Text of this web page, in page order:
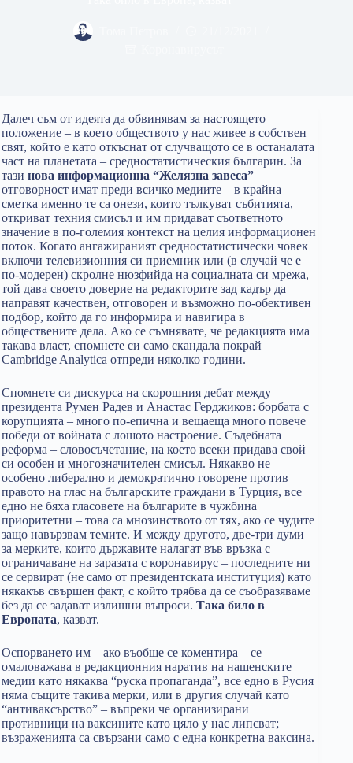
Далеч съм от идеята да обвинявам за настоящето
положение – в което обществото у нас живее в собствен
свят, който е като откъснат от случващото се в останалата
част на планетата – средностатистическия българин. За
тази нова информационна “Желязна завеса”
отговорност имат преди всичко медиите – в крайна
сметка именно те са онези, които тълкуват събитията,
откриват техния смисъл и им придават съответното
значение в по-големия контекст на целия информационен
поток. Когато ангажираният средностатистически човек
включи телевизионния си приемник или (в случай че е
по-модерен) скролне нюзфийда на социалната си мрежа,
той дава своето доверие на редакторите зад кадър да
направят качествен, отговорен и възможно по-обективен
подбор, който да го информира и навигира в
обществените дела. Ако се съмнявате, че редакцията има
такава власт, спомнете си само скандалa покрай
Cambridge Analytica отпреди няколко години.
Спомнете си дискурса на скорошния дебат между
президента Румен Радев и Анастас Герджиков: борбата с
корупцията – много по-епична и вещаеща много повече
победи от войната с лошото настроение. Съдебната
реформа – словосъчетание, на което всеки придава свой
си особен и многозначителен смисъл. Някакво не
особено либерално и демократично говорене против
правото на глас на българските граждани в Турция, все
едно не бяха гласовете на българите в чужбина
приоритетни – това са мнозинството от тях, ако се чудите
защо навързвам темите. И между другото, две-три думи
за мерките, които държавите налагат във връзка с
ограничаване на заразата с коронавирус – последните ни
се сервират (не само от президентската институция) като
някакъв свършен факт, с който трябва да се съобразяваме
без да се задават излишни въпроси. Така било в
Европата, казват.
Оспорването им – ако въобще се коментира – се
омаловажава в редакционния наратив на нашенските
медии като някаква “руска пропаганда”, все едно в Русия
няма същите такива мерки, или в другия случай като
“антиваксърство” – въпреки че организирани
противници на ваксините като цяло у нас липсват;
възраженията са свързани само с една конкретна ваксина.